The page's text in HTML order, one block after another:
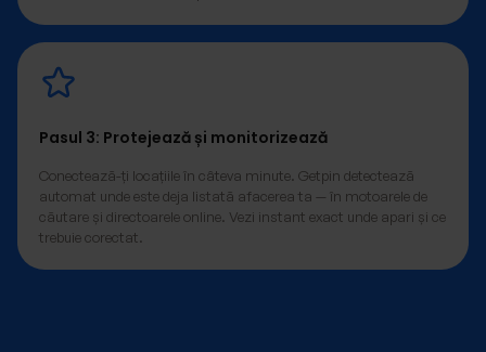
Pasul 3: Protejează și monitorizează
Conectează-ți locațiile în câteva minute. Getpin detectează
automat unde este deja listată afacerea ta — în motoarele de
căutare și directoarele online. Vezi instant exact unde apari și ce
trebuie corectat.